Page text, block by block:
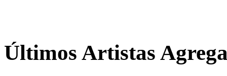
Últimos Artistas